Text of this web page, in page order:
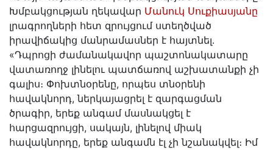
Խմբակցության ղեկավար Մանուկ Սուքիասյանը
լրագրողների հետ զրույցում ստեղծված
իրավիճակից մանրամասներ է հայտնել․
«Դպրոցի ժամանակավոր պաշտոնակատարը
վատառողջ լինելու պատճառով աշխատանքի չի
գալիս։ Փոխտնօրենը, որպես տնօրենի
հավակնորդ, ներկայացրել է զարգացման
ծրագիր, երեք անգամ մասնակցել է
հարցազրույցի, սակայն, լինելով միակ
հավակնորդը, երեք անգամն էլ չի նշանակվել։ Իմ